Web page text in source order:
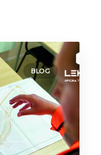
BLOG